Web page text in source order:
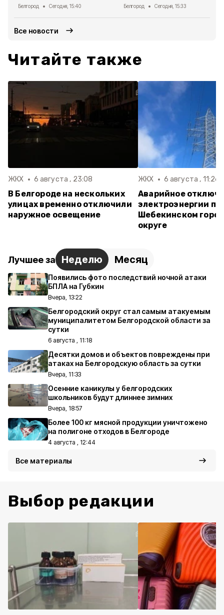
Белгород Сегодня, 15:40 Белгород Сегодня, 15:33
Все новости
Читайте также
ЖКХ 6 августа , 23:08
В Белгороде на нескольких
улицах временно отключили
наружное освещение
ЖКХ 6 августа , 11:26
Аварийное
электроэнергии
Шебекинском
округе
Лучшее за Неделю Месяц
Появились фото последствий ночной атаки
БПЛА на Губкин
Вчера, 13:22
Белгородский округ стал самым атакуемым
муниципалитетом Белгородской области за
сутки
6 августа , 11:18
Десятки домов и объектов повреждены при
атаках на Белгородскую область за сутки
Вчера, 11:33
Осенние каникулы у белгородских
школьников будут длиннее зимних
Вчера, 18:57
Более 100 кг мясной продукции уничтожено
на полигоне отходов в Белгороде
4 августа , 12:44
Все материалы
Выбор редакции